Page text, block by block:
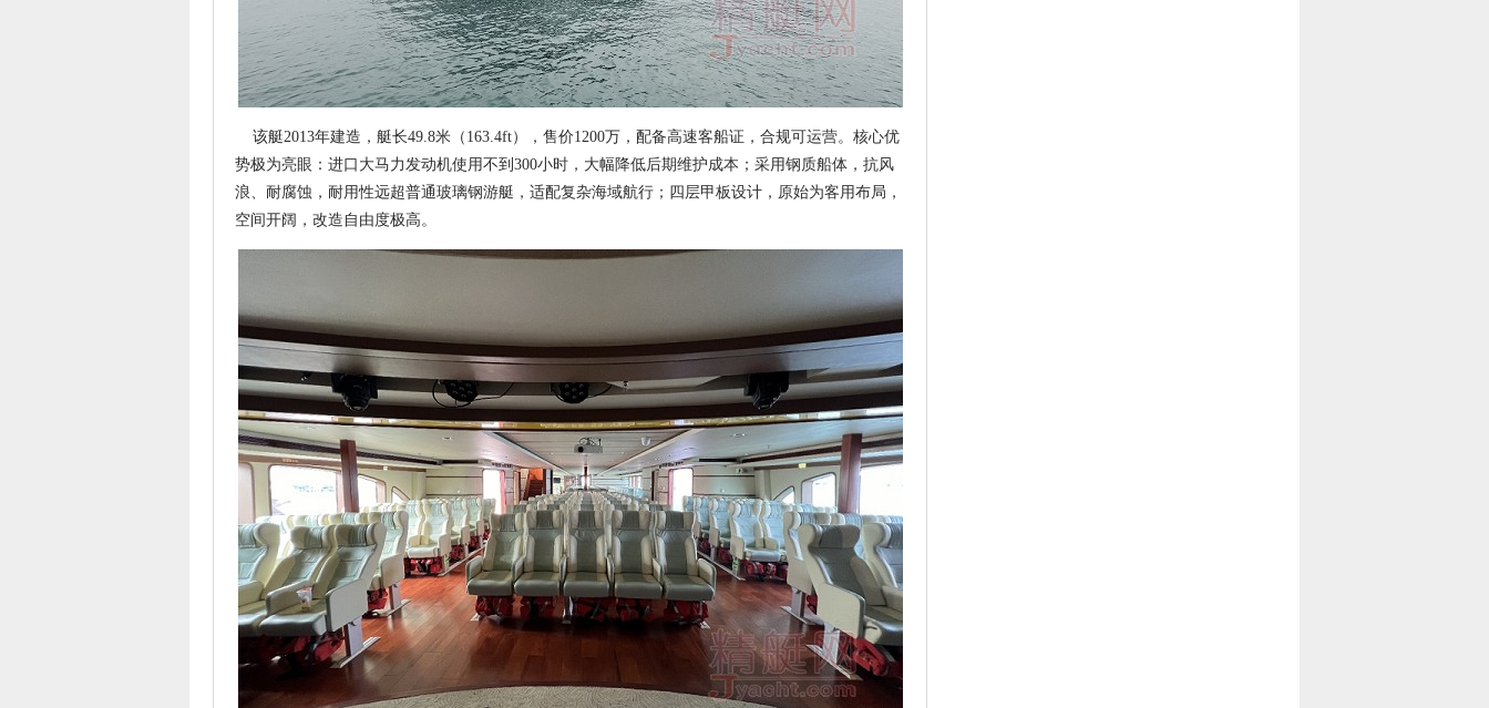
该艇2013年建造，艇长49.8米（163.4ft），售价1200万，配备高速客船证，合规可运营。核心优
势极为亮眼：进口大马力发动机使用不到300小时，大幅降低后期维护成本；采用钢质船体，抗风
浪、耐腐蚀，耐用性远超普通玻璃钢游艇，适配复杂海域航行；四层甲板设计，原始为客用布局，
空间开阔，改造自由度极高。